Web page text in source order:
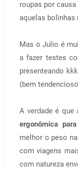
roupas por
aquelas bolinhas
Mas o Julio é
a fazer testes
presenteando
(bem
A verdade é que
ergonômica
melhor o peso
com viagens
com natureza